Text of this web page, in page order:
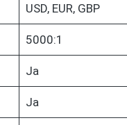
USD, EUR, GBP
5000:1
Ja
Ja